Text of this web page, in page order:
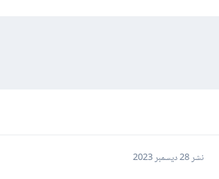
نشر28 ديسمبر 2023